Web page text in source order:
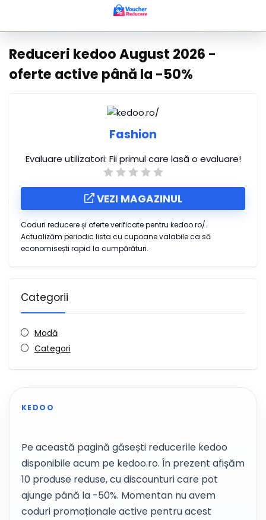
Reduceri kedoo August 2026 -
oferte active până la -50%
Fashion
Evaluare utilizatori: Fii primul care lasă o evaluare!
VEZI MAGAZINUL
Coduri reducere și oferte verificate pentru kedoo.ro/.
Actualizăm periodic lista cu cupoane valabile ca să
economisești rapid la cumpărături.
Categorii
Modă
Categori
KEDOO
Pe această pagină găsești reducerile kedoo
disponibile acum pe kedoo.ro. În prezent afișăm
10 produse reduse, cu discounturi care pot
ajunge până la -50%. Momentan nu avem
coduri promoționale active pentru acest